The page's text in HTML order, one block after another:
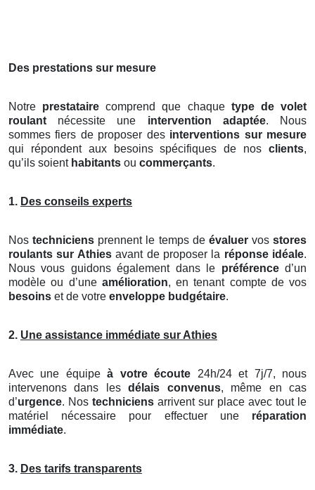
Des prestations sur mesure
Notre prestataire comprend que chaque type de volet
roulant nécessite une intervention adaptée. Nous
sommes fiers de proposer des interventions sur mesure
qui répondent aux besoins spécifiques de nos clients,
qu’ils soient habitants ou commerçants.
1. Des conseils experts
Nostechniciens prennent le temps de évaluervos stores
roulants sur Athiesavant de proposer la réponse idéale.
Nous vous guidons également dans le préférenced’un
modèle ou d’une amélioration, en tenant compte de vos
besoins et de votre enveloppe budgétaire.
2. Une assistance immédiate sur Athies
Avec une équipeà votre écoute 24h/24 et 7j/7, nous
intervenons dans lesdélais convenus, même en cas
d’urgence. Nos techniciens arrivent sur place avec tout le
matériel nécessaire pour effectuer une réparation
immédiate.
3. Des tarifs transparents